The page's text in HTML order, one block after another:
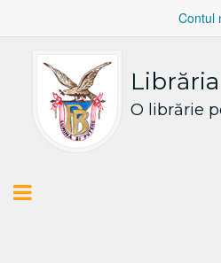
Contul
O librărie